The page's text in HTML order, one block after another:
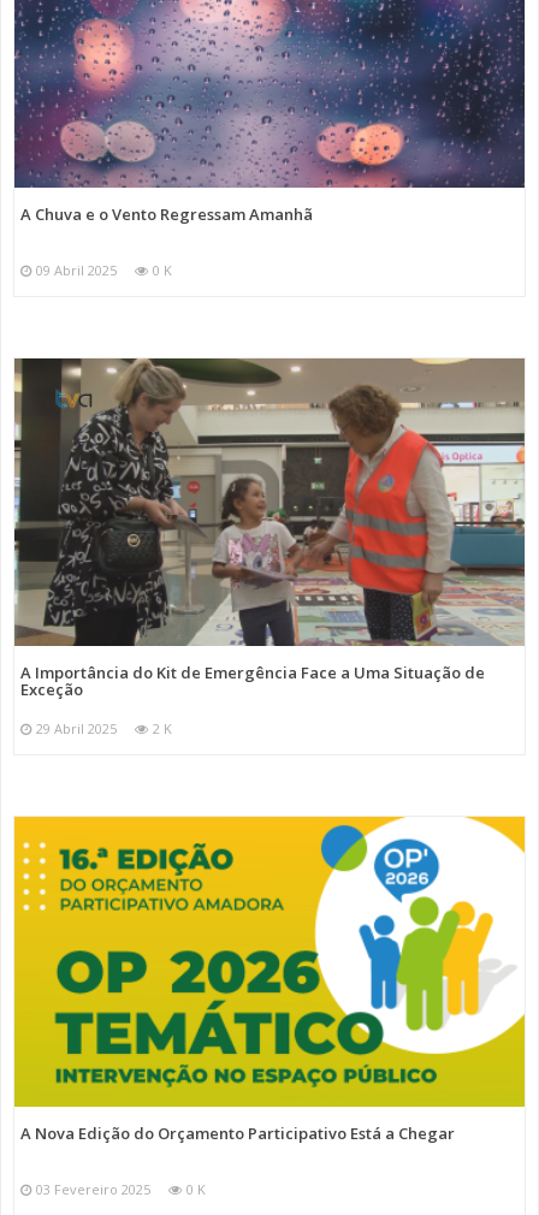
A Chuva e o Vento Regressam Amanhã
09 Abril 2025 0 K
A Importância do Kit de Emergência Face a Uma Situação de
Exceção
29 Abril 2025 2 K
A Nova Edição do Orçamento Participativo Está a Chegar
03 Fevereiro 2025 0 K